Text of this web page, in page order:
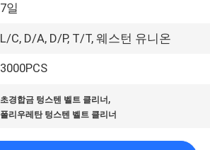
7일
L/C, D/A, D/P, T/T, 웨스턴 유니온
3000PCS
초경합금 텅스텐 벨트 클리너 ,
폴리우레탄 텅스텐 벨트 클리너